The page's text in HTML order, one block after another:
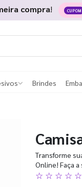
compra! CUPOM
Brindes
Transforme
Online! Faça
☆ ☆ ☆ ☆ ☆